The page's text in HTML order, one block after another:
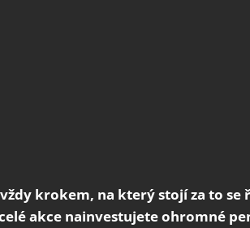
krokem, na který stojí za to se
akce nainvestujete ohromné